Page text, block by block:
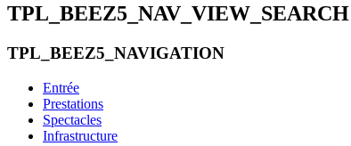
TPL_BEEZ5_NAV_VIEW_SEARCH
TPL_BEEZ5_NAVIGATION
Entrée
Prestations
Spectacles
Infrastructure